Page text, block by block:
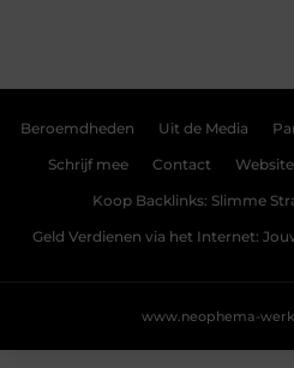
Beroemdheden Uit de Media
Schrijf mee Contact
Koop Backlinks: Slimme
Geld Verdienen via het Internet:
www.neophema-